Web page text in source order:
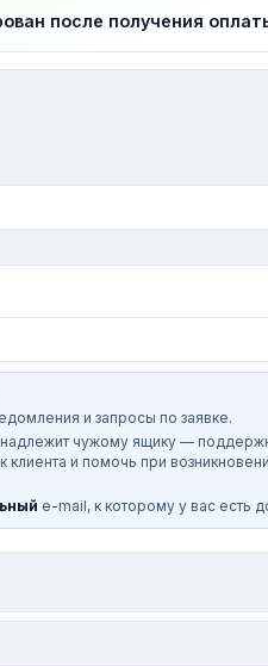
после получения
и запросы по заявке.
чужому ящику —
клиента и помочь при
e-mail, к которому у вас есть